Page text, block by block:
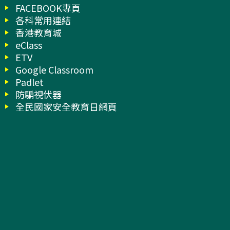
FACEBOOK專頁
各科常用連結
香港教育城
eClass
ETV
Google Classroom
Padlet
防騙視伏器
全民國家安全教育日網頁